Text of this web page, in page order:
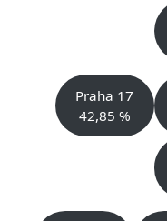
Praha 17
42,85 %